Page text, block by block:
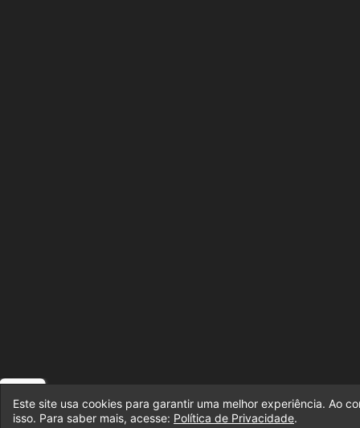
Este site usa cookies para garantir uma melhor experiência. Ao
isso. Para saber mais, acesse: Política de Privacidade.